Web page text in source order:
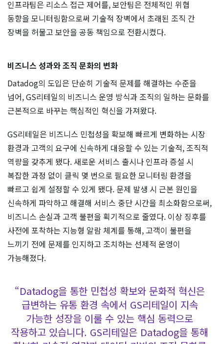
인프라팀은 리소스 접근 제어를, 보안팀은 전체적인 위협
동향을 모니터링함으로써 기술적 장벽에서 초래된 조직 간
장벽을 허물고 보안을 공동 책임으로 전환시켰다.
비즈니스 성과와 조직 문화의 변화
Datadog의 도입은 단순히 기술적 문제를 해결하는 수준을
넘어, GS리테일의 비즈니스 운영 방식과 조직의 일하는 문화를
근본적으로 바꾸는 핵심적인 혁신을 가져왔다.
GS리테일은 비즈니스 민첩성을 확보해 빠르게 변화하는 시장
환경과 고객의 요구에 신속하게 대응할 수 있는 기술적, 조직적
역량을 갖추게 됐다. 새로운 서비스 출시나 인프라 증설 시
복잡한 과정 없이 클릭 몇 번으로 필요한 모니터링 환경을
빠르고 쉽게 설정할 수 있게 됐다. 문제 발생 시 근본 원인을
신속하게 파악하고 해결해 서비스 중단 시간을 최소화함으로써,
비즈니스 손실과 고객 불편을 획기적으로 줄였다. 이상 징후를
사전에 포착하는 지능형 알람 체계를 통해, 고객이 불편을
느끼기 전에 문제를 인지하고 조치하는 선제적 운영이
가능해졌다.
“Datadog을 통한 민첩성 확보와 문화적 혁신은
급변하는 유통 환경 속에서 GS리테일이 지속
가능한 성장을 이룰 수 있는 핵심 동력으로
작용하고 있습니다. GS리테일은 Datadog을 통해